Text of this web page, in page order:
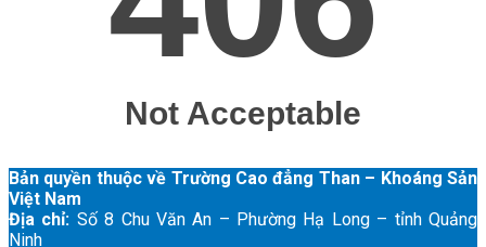
Bản quyền thuộc về Trường Cao đẳng Than – Khoáng Sản
Việt Nam
Địa chỉ: Số 8 Chu Văn An – Phường Hạ Long – tỉnh Quảng
Ninh